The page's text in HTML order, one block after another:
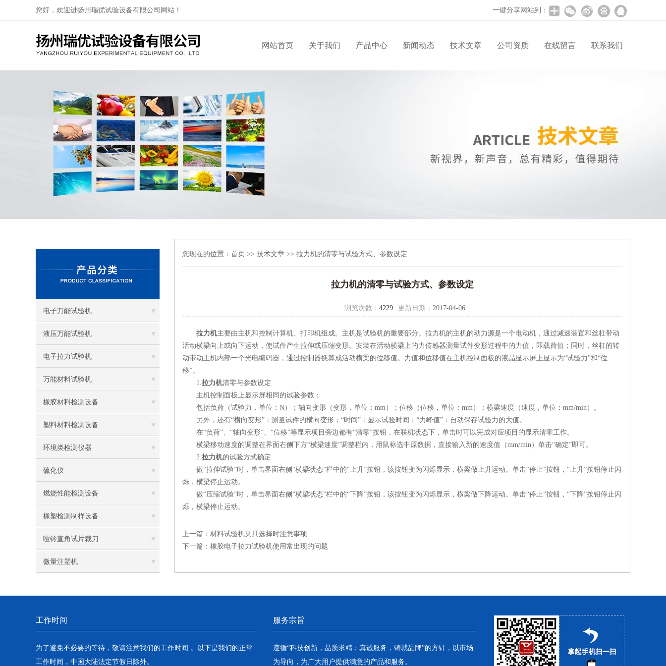
您好，欢迎进扬州瑞优试验设备有限公司网站！ 一键分享网站到：
网站首页 关于我们 产品中心 新闻动态 技术文章 公司资质 在线留言 联系我们
电子万能试验机
液压万能试验机
电子拉力试验机
万能材料试验机
橡胶材料检测设备
塑料材料检测设备
环境类检测仪器
硫化仪
燃烧性能检测设备
橡塑检测制样设备
哑铃直角试片裁刀
微量注塑机
您现在的位置： 首页 >> 技术文章 >> 拉力机的清零与试验方式、参数设定
拉力机的清零与试验方式、参数设定
浏览次数： 4229 更新日期： 2017-04-06
拉力机主要由主机和控制计算机、打印机组成。主机是试验机的重要部分。拉力机的主机的动力源是一个电动机，通过减速装置和丝杠带动
活动横梁向上或向下运动，使试件产生拉伸或压缩变形。安装在活动横梁上的力传感器测量试件变形过程中的力值，即载荷值；同时，丝杠的转
动带动主机内部一个光电编码器，通过控制器换算成活动横梁的位移值。力值和位移值在主机控制面板的液晶显示屏上显示为“试验力”和“位
移”。
1.拉力机清零与参数设定
主机控制面板上显示屏相同的试验参数：
包括负荷（试验力，单位：N）；轴向变形（变形，单位：mm）；位移（位移，单位：mm）；横梁速度（速度，单位：mm/min）。
另外，还有“横向变形”：测量试件的横向变形；“时间”：显示试验时间；“力峰值”：自动保存试验力的大值。
在“负荷”、“轴向变形”、“位移”等显示项目旁边都有“清零”按钮，在联机状态下，单击时可以完成对应项目的显示清零工作。
横梁移动速度的调整在界面右侧下方“横梁速度”调整栏内，用鼠标选中原数据，直接输入新的速度值（mm/min）单击“确定”即可。
2.拉力机的试验方式确定
做“拉伸试验”时，单击界面右侧“横梁状态”栏中的“上升”按钮，该按钮变为闪烁显示，横梁做上升运动。单击“停止”按钮，“上升”按钮停止闪
烁，横梁停止运动。
做“压缩试验”时，单击界面右侧“横梁状态”栏中的“下降”按钮，该按钮变为闪烁显示，横梁做下降运动。单击“停止”按钮，“下降”按钮停止闪
烁，横梁停止运动。
上一篇： 材料试验机夹具选择时注意事项
下一篇： 橡胶电子拉力试验机使用常出现的问题
工作时间
为了避免不必要的等待，敬请注意我们的工作时间 。以下是我们的正常
工作时间，中国大陆法定节假日除外。
服务宗旨
遵循“科技创新，品质求精；真诚服务，铸就品牌”的方针，以市场
为导向，为广大用户提供满意的产品和服务。